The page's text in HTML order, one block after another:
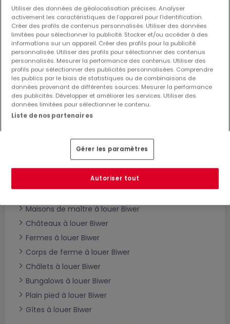
Maisons à louer à Bernissart
Modifiez vos critères de recherche pour plus
de résultats
Type de maisons en location à Biwer
Maisons à louer Biwer
Maisons individuelles à louer Biwer
Maisons mitoyennes à louer Biwer
Maisons jumelées à louer Biwer
Maisons de maître à louer Biwer
Châteaux à louer Biwer
Fermes à louer Biwer
Corps de ferme à louer Biwer
Châlets à louer Biwer
Bungalows à louer Biwer
Plain pied à louer Biwer
Gîtes à louer Biwer
Utiliser des données de géolocalisation précises. Analyser
activement les caractéristiques de l’appareil pour l’identification.
Créer des profils de contenus personnalisés. Utiliser des données
limitées pour sélectionner la publicité. Stocker et/ou accéder à des
informations sur un appareil. Créer des profils pour la publicité
personnalisée. Utiliser des profils pour sélectionner des contenus
personnalisés. Mesurer la performance des contenus. Utiliser des
profils pour sélectionner des publicités personnalisées. Comprendre
les publics par le biais de statistiques ou de combinaisons de
données provenant de différentes sources. Mesurer la performance
des publicités. Développer et améliorer les services. Utiliser des
données limitées pour sélectionner le contenu.
Liste de nos partenaires
Gérer les paramètres
Autoriser tout